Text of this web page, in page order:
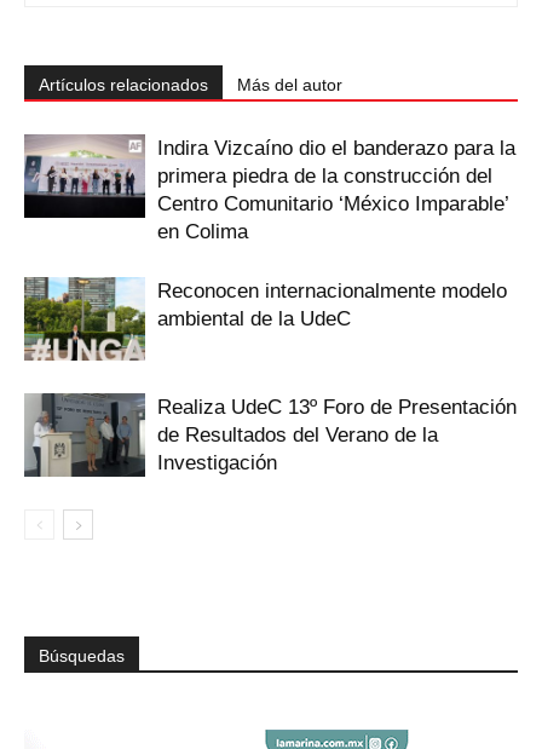
Artículos relacionados Más del autor
Indira Vizcaíno dio el banderazo para la
primera piedra de la construcción del
Centro Comunitario ‘México Imparable’
en Colima
Reconocen internacionalmente modelo
ambiental de la UdeC
Realiza UdeC 13º Foro de Presentación
de Resultados del Verano de la
Investigación
Búsquedas